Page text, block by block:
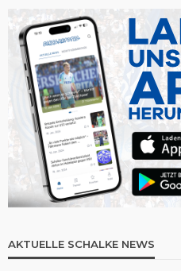
AKTUELLE SCHALKE NEWS